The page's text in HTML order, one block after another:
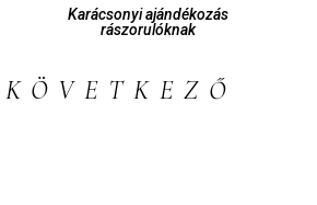
Karácsonyi ajándékozás
rászorulóknak
KÖVETKEZŐ